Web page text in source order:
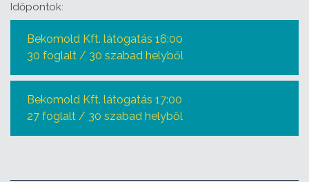
Időpontok:
Bekomold Kft. látogatás 16:00
30 foglalt / 30 szabad helyből
Bekomold Kft. látogatás 17:00
27 foglalt / 30 szabad helyből